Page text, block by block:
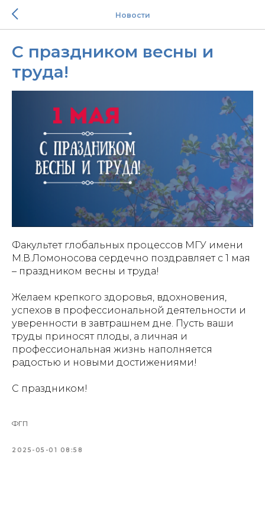
Новости
С праздником весны и
труда!
Факультет глобальных процессов МГУ имени
М.В.Ломоносова сердечно поздравляет с 1 мая
– праздником весны и труда!
Желаем крепкого здоровья, вдохновения,
успехов в профессиональной деятельности и
уверенности в завтрашнем дне. Пусть ваши
труды приносят плоды, а личная и
профессиональная жизнь наполняется
радостью и новыми достижениями!
С праздником!
ФГП
2025-05-01 08:58